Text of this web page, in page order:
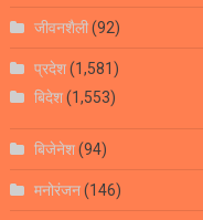
जीवनशैली(92)
प्रदेश(1,581)
बिदेश(1,553)
बिजेनेश(94)
मनोरंजन(146)